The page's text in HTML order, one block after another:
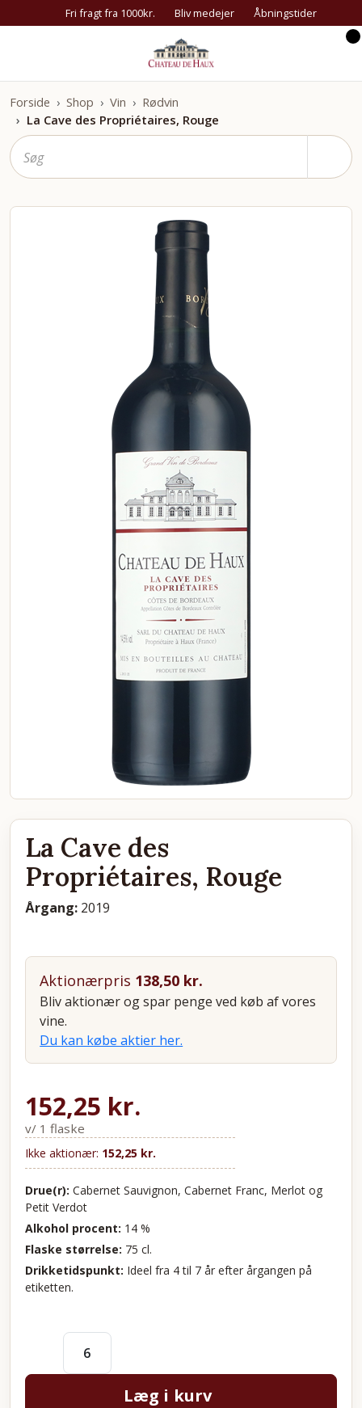
Fri fragt fra 1000kr. Bliv medejer Åbningstider
Forside Shop Vin
Rødvin
La Cave des Propriétaires, Rouge
La Cave des
Propriétaires, Rouge
Årgang: 2019
Aktionærpris 138,50 kr.
Bliv aktionær og spar penge ved køb af vores
vine.
Du kan købe aktier her.
152,25 kr.
v/ 1 flaske
Ikke aktionær: 152,25 kr.
Drue(r): Cabernet Sauvignon, Cabernet Franc, Merlot og
Petit Verdot
Alkohol procent: 14 %
Flaske størrelse: 75 cl.
Drikketidspunkt: Ideel fra 4 til 7 år efter årgangen på
etiketten.
Læg i kurv